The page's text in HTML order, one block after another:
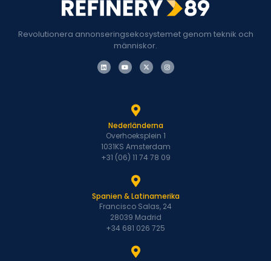
Revolutionera annonseringsekosystemet genom teknik och
människor.
Nederländerna
Overhoeksplein 1
1031KS Amsterdam
+31 (06) 11 74 78 09
Spanien & Latinamerika
Francisco Salas, 24
28039 Madrid
+34 681 026 725